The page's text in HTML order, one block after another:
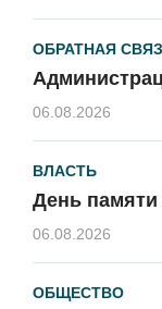
ОБРАТНАЯ
06.08.2026
ВЛАСТЬ
День
06.08.2026
ОБЩЕСТВО